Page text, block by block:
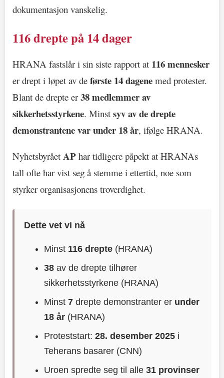
dokumentasjon vanskelig.
116 drepte på 14 dager
HRANA fastslår i sin siste rapport at 116 mennesker
er drept i løpet av de første 14 dagene med protester.
Blant de drepte er38 medlemmer av
sikkerhetsstyrkene. Minst syv av de drepte
demonstrantene var under 18 år, ifølge HRANA.
Nyhetsbyrået AP har tidligere påpekt at HRANAs
tall ofte har vist seg å stemme i ettertid, noe som
styrker organisasjonens troverdighet.
Dette vet vi nå
Minst 116 drepte (HRANA)
38 av de drepte tilhører
sikkerhetsstyrkene (HRANA)
Minst7 drepte demonstranter er under
18 år (HRANA)
Proteststart:28. desember 2025 i
Teherans basarer (CNN)
Uroen spredte seg til alle31 provinser